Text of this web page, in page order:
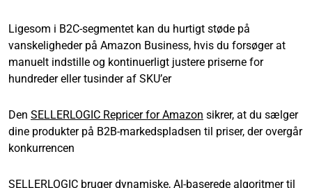
Ligesom i B2C-segmentet kan du hurtigt støde på
vanskeligheder på Amazon Business, hvis du forsøger at
manuelt indstille og kontinuerligt justere priserne for
hundreder eller tusinder af SKU’er
Den SELLERLOGIC Repricer for Amazon sikrer, at du sælger
dine produkter på B2B-markedspladsen til priser, der overgår
konkurrencen
SELLERLOGIC bruger dynamiske, AI-baserede algoritmer til